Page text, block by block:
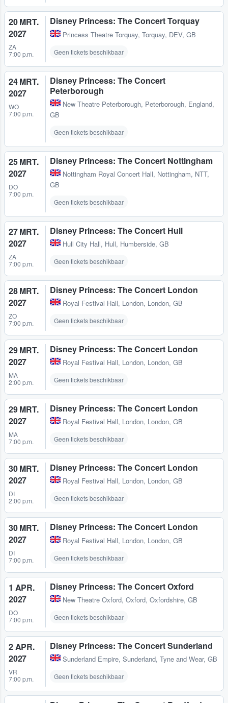
20 MRT.
2027
ZA
7:00 p.m.
Disney Princess: The Concert Torquay
Princess Theatre Torquay, Torquay, DEV, GB
Geen tickets beschikbaar
24 MRT.
2027
WO
7:00 p.m.
Disney Princess: The Concert
Peterborough
New Theatre Peterborough, Peterborough, England,
GB
Geen tickets beschikbaar
25 MRT.
2027
DO
7:00 p.m.
Disney Princess: The Concert Nottingham
Nottingham Royal Concert Hall, Nottingham, NTT,
GB
Geen tickets beschikbaar
27 MRT.
2027
ZA
7:00 p.m.
Disney Princess: The Concert Hull
Hull City Hall, Hull, Humberside, GB
Geen tickets beschikbaar
28 MRT.
2027
ZO
7:00 p.m.
Disney Princess: The Concert London
Royal Festival Hall, London, London, GB
Geen tickets beschikbaar
29 MRT.
2027
MA
2:00 p.m.
Disney Princess: The Concert London
Royal Festival Hall, London, London, GB
Geen tickets beschikbaar
29 MRT.
2027
MA
7:00 p.m.
Disney Princess: The Concert London
Royal Festival Hall, London, London, GB
Geen tickets beschikbaar
30 MRT.
2027
DI
2:00 p.m.
Disney Princess: The Concert London
Royal Festival Hall, London, London, GB
Geen tickets beschikbaar
30 MRT.
2027
DI
7:00 p.m.
Disney Princess: The Concert London
Royal Festival Hall, London, London, GB
Geen tickets beschikbaar
1 APR.
2027
DO
7:00 p.m.
Disney Princess: The Concert Oxford
New Theatre Oxford, Oxford, Oxfordshire, GB
Geen tickets beschikbaar
2 APR.
2027
VR
7:00 p.m.
Disney Princess: The Concert Sunderland
Sunderland Empire, Sunderland, Tyne and Wear, GB
Geen tickets beschikbaar